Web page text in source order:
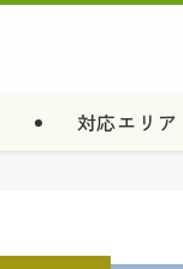
対応エリア